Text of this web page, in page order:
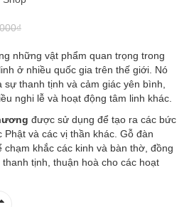
những vật phẩm quan trọng trong
ở nhiều quốc gia trên thế giới. Nó
thanh tịnh và cảm giác yên bình,
nghi lễ và hoạt động tâm linh khác.
được sử dụng để tạo ra các bức
và các vị thần khác. Gỗ đàn
khắc các kinh và bàn thờ, đồng
tịnh, thuận hoà cho các hoạt